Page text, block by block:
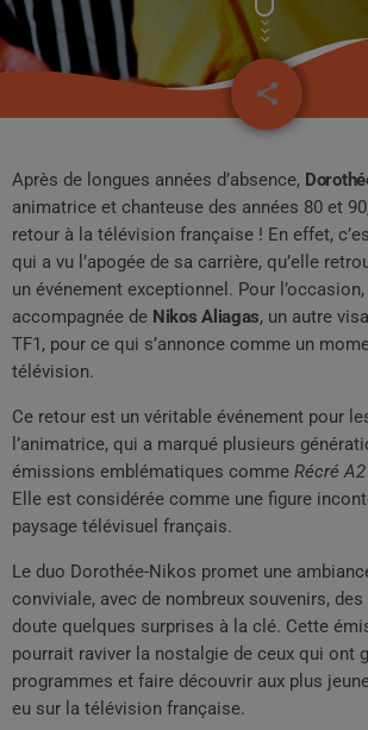
share
email
Après de longues années d’absence,
animatrice et chanteuse des années 80 et
retour à la télévision française ! En effet,
qui a vu l’apogée de sa carrière, qu’elle
un événement exceptionnel. Pour
accompagnée de Nikos Aliagas, un autre
TF1, pour ce qui s’annonce comme un
télévision.
Ce retour est un véritable événement pour
l’animatrice, qui a marqué plusieurs
émissions emblématiques comme Récré A2
Elle est considérée comme une figure
paysage télévisuel français.
Le duo Dorothée-Nikos promet une
conviviale, avec de nombreux souvenirs,
doute quelques surprises à la clé. Cette
pourrait raviver la nostalgie de ceux qui ont
programmes et faire découvrir aux plus
eu sur la télévision française.